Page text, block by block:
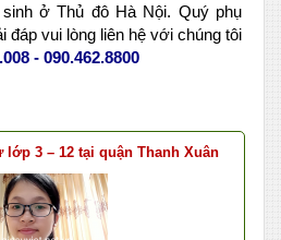
ở Thủ đô Hà Nội. Quý phụ
đáp vui lòng liên hệ với chúng tôi
- 090.462.8800
3 – 12 tại quận Thanh Xuân